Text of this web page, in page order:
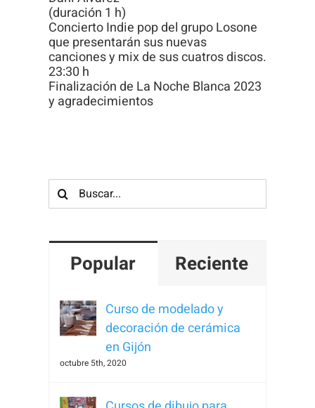
(duración 1 h)
Concierto Indie pop del grupo Losone
que presentarán sus nuevas
canciones y mix de sus cuatros discos.
23:30 h
Finalización de La Noche Blanca 2023
y agradecimientos
Buscar:
Popular Reciente
Curso de modelado y
decoración de cerámica
en Gijón
octubre 5th, 2020